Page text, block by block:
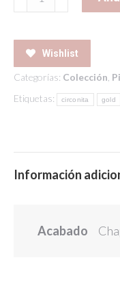
PIERCING
cantidadWishlist
Categorías: Colección
Etiquetas:
circonita gold
Información
Acabado